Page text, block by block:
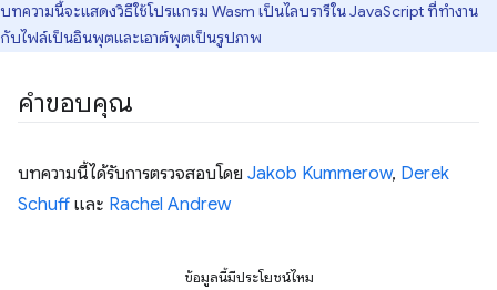
บทความนี้จะแสดงวิธีใช้โปรแกรม Wasm เป็นไลบรารีใน JavaScript ที่ทำงาน
กับไฟล์เป็นอินพุตและเอาต์พุตเป็นรูปภาพ
คำขอบคุณ
บทความนี้ได้รับการตรวจสอบโดย Jakob Kummerow, Derek
Schuff และ Rachel Andrew
ข้อมูลนี้มีประโยชน์ไหม